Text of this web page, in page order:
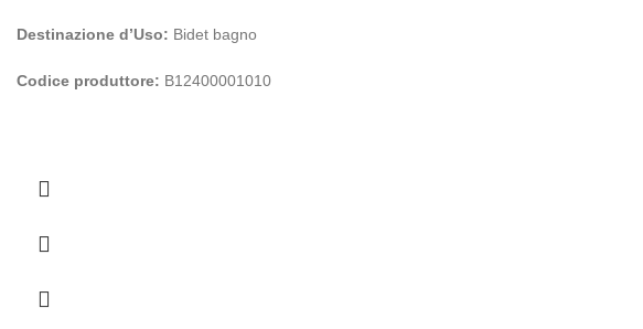
Destinazione d’Uso: Bidet bagno
Codice produttore: B12400001010